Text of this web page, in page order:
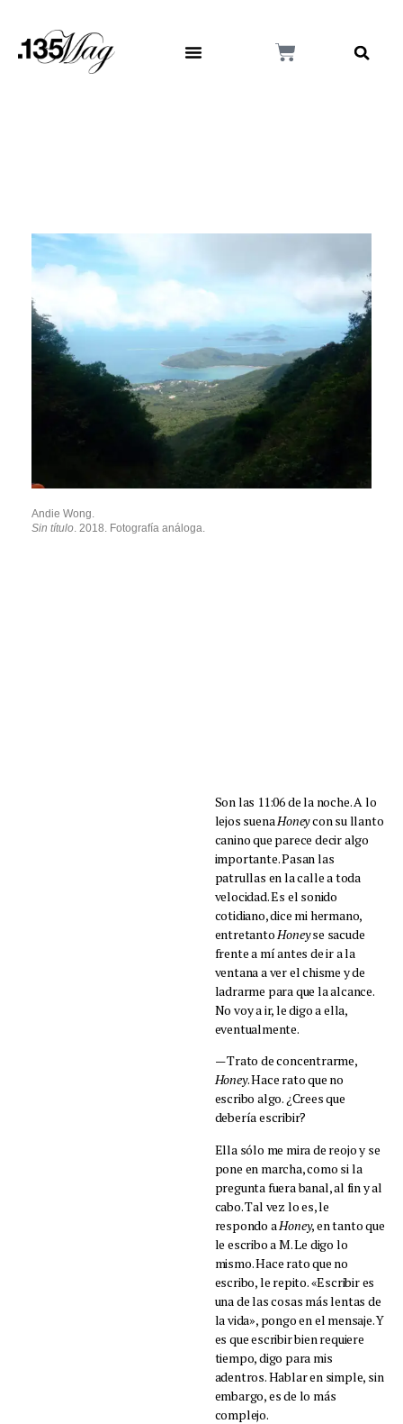
Andie Wong.
Sin título. 2018. Fotografía análoga.
Son las 11:06 de la noche. A lo
lejos suenaHoneycon su llanto
canino que parece decir algo
importante. Pasan las
patrullas en la calle a toda
velocidad. Es el sonido
cotidiano, dice mi hermano,
entretantoHoneyse sacude
frente a mí antes de ir a la
ventana a ver el chisme y de
ladrarme para que la alcance.
No voy a ir, le digo a ella,
eventualmente.
— Trato de concentrarme,
Honey. Hace rato que no
escribo algo. ¿Crees que
debería escribir?
Ella sólo me mira de reojo y se
pone en marcha, como si la
pregunta fuera banal, al fin y al
cabo. Tal vez lo es, le
respondo a Honey, en tanto que
le escribo a M. Le digo lo
mismo. Hace rato que no
escribo, le repito. «Escribir es
una de las cosas más lentas de
la vida», pongo en el mensaje. Y
es que escribir bien requiere
tiempo, digo para mis
adentros. Hablar en simple, sin
embargo, es de lo más
complejo.